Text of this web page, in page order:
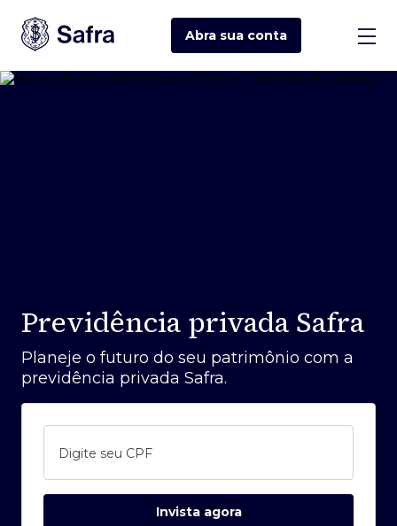
Abra sua conta
Previdência privada Safra
Planeje o futuro do seu patrimônio com a
previdência privada Safra.
Digite seu CPF
Invista agora